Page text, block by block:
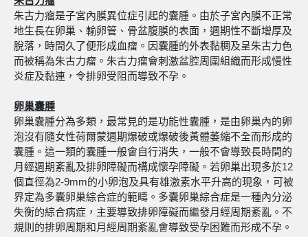
朱古力瘤是子宮內膜異位症引起的囊腫。由於子宮內膜不正常
地生長在卵巢、輸卵管、骨盆腹膜的表面，週期性不斷增厚及
脫落，時間久了便形成血瘤。因囊腫的外表黏稠及呈朱古力色
而被稱為朱古力瘤。朱古力瘤會刺激盆腔周圍組織而形成慢性
炎症及黏連，令排卵受阻而導致不孕。
卵巢囊腫
卵巢囊腫分為多類，最常見的是功能性囊腫，是由卵巢內的卵
泡沒有隨女性荷爾蒙週期爆破或爆破後黃體萎縮不全而形成的
囊腫。這一類的囊腫一般會自行消失，一般不會導致長時間的
月經週期紊亂及排卵障礙而構成懷孕障礙。若卵巢出現多於12
個直徑為2-9mm的小卵泡及具有雄激素水平升高的現象，可被
界定為多囊卵巢綜合症的範疇。多囊卵巢綜合症是一種內分泌
失衡的綜合病症，主要導致排卵障礙而繼發月經周期紊亂。不
規則的排卵周期和月經周期紊亂會導致受孕困難而形成不孕。